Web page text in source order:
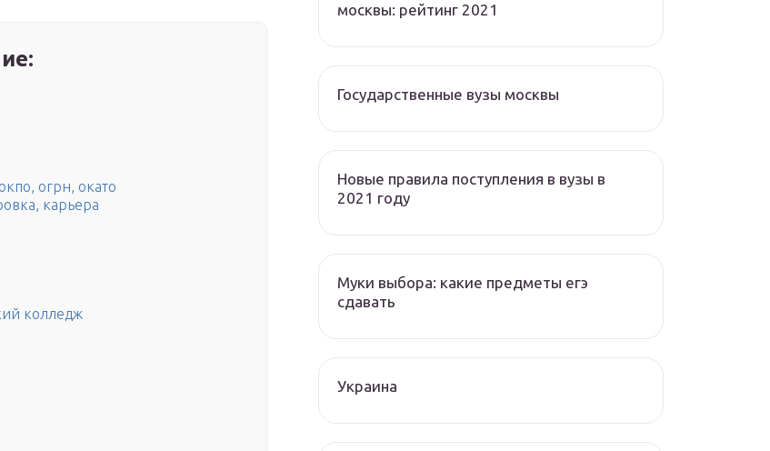
огрн, окато
карьера
колледж
москвы: рейтинг 2021
Государственные вузы москвы
Новые правила поступления в вузы в
2021 году
Муки выбора: какие предметы егэ
сдавать
Украина